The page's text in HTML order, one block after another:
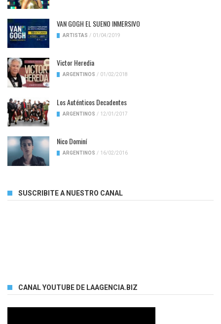
VAN GOGH EL SUENO INMERSIVO
ARTISTAS / 01/04/2019
Victor Heredia
ARGENTINOS / 01/02/2018
Los Auténticos Decadentes
ARGENTINOS / 12/01/2017
Nico Dominí
ARGENTINOS / 16/02/2016
SUSCRIBITE A NUESTRO CANAL
CANAL YOUTUBE DE LAAGENCIA.BIZ